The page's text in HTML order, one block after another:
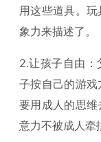
用这些道具。
象力来描述了。
2.让孩子自由：
子按自己的游
要用成人的思
意力不被成人牵